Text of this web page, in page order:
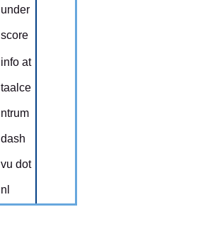
under
score
info at
taalce
ntrum
dash
vu dot
nl